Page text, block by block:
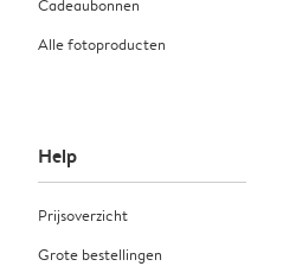
Cadeaubonnen
Alle fotoproducten
Help
Prijsoverzicht
Grote bestellingen